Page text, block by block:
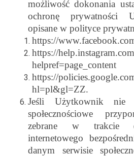
możliwość dokonania
ochronę prywatności
opisane w polityce
https://
https://
helpref=page_content
https://
hl=pl&gl=ZZ.
Jeśli Użytkownik nie
społecznościowe
zebrane w trakcie
internetowego
danym serwisie